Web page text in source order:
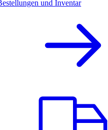
und Inventar